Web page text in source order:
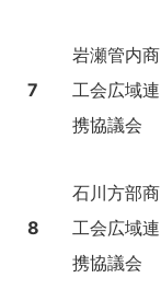
7
岩瀬管内商
工会広域連
携協議会
8
石川方部商
工会広域連
携協議会